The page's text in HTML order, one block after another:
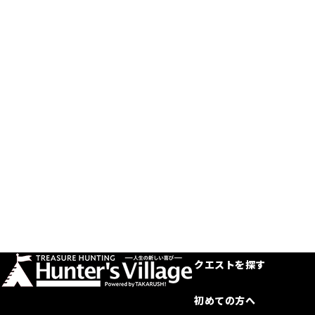
クエストを探す
初めての方へ